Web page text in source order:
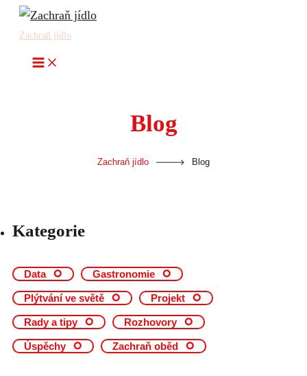
Přeskočit
Zachraň jídlo
Blog
Zachraň jídlo - Blog
Kategorie
Data Gastronomie
Plýtvání ve světě Projekt
Rady a tipy Rozhovory
Úspěchy Zachraň oběd